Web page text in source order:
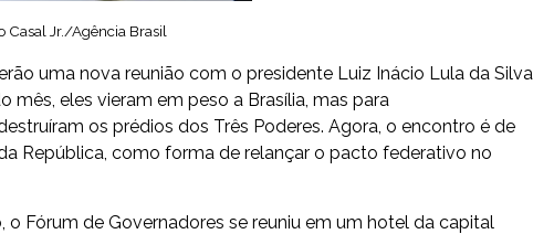
Casal Jr./Agência Brasil
uma nova reunião com o presidente Luiz Inácio Lula da Silva
mês, eles vieram em peso a Brasília, mas para
os prédios dos Três Poderes. Agora, o encontro é de
República, como forma de relançar o pacto federativo no
Fórum de Governadores se reuniu em um hotel da capital